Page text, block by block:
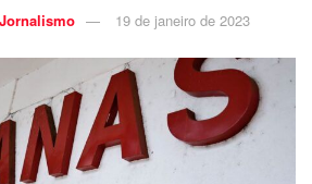
19 de janeiro de 2023